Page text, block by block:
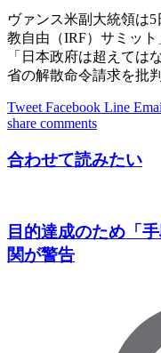
ヴァンス米副大統領は
教自由（IRF）サミッ
「日本政府は超えては
省の解散命令請求を批
Tweet Facebook Line
share comments
合わせて読みたい
目的達成のため「
関が警告